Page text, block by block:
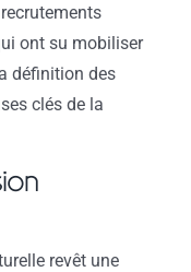
ont su mobiliser
définition des
clés de la
revêt une